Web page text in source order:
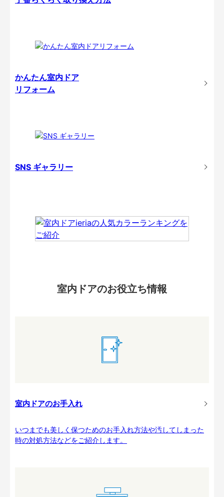
かんたん室内ドア
リフォーム
SNS ギャラリー
室内ドアのお役立ち情報
室内ドアのお手入れ
いつまでも美しく保つためのお手入れ方法や汚してしまった
時の対処方法などをご紹介します。